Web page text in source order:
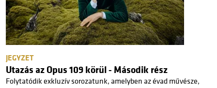
JEGYZET
Utazás az Opus 109 körül - Második rész
Folytatódik exkluzív sorozatunk, amelyben az évad művésze,